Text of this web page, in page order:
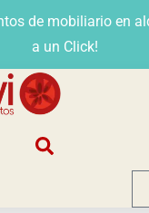
de mobiliario en
a un Click!